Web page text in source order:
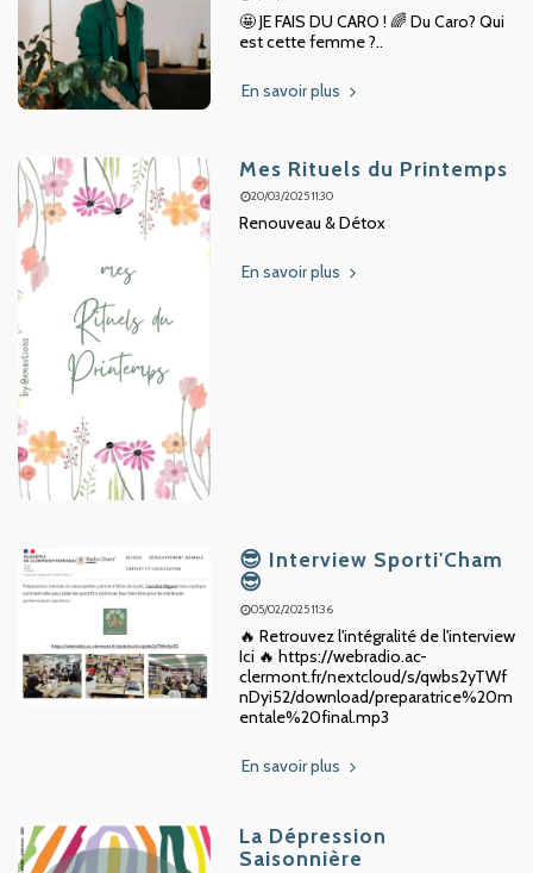
🤩 JE FAIS DU CARO ! 🌈 Du Caro? Qui
est cette femme ?..
En savoir plus
Mes Rituels du Printemps
20/03/2025 11:30
Renouveau & Détox
En savoir plus
😎 Interview Sporti'Cham
😎
05/02/2025 11:36
🔥 Retrouvez l'intégralité de l'interview
Ici 🔥 https://webradio.ac-
clermont.fr/nextcloud/s/qwbs2yTWf
nDyi52/download/preparatrice%20m
entale%20final.mp3
En savoir plus
La Dépression
Saisonnière